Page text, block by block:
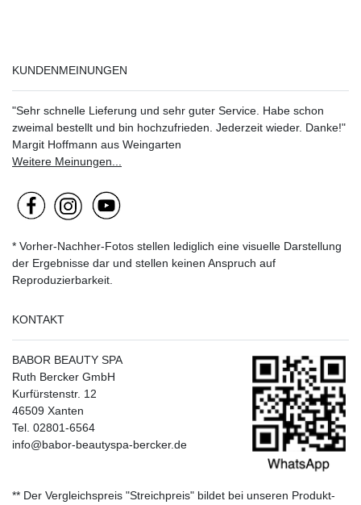
KUNDENMEINUNGEN
"Sehr schnelle Lieferung und sehr guter Service. Habe schon
zweimal bestellt und bin hochzufrieden. Jederzeit wieder. Danke!"
Margit Hoffmann aus Weingarten
Weitere Meinungen...
* Vorher-Nachher-Fotos stellen lediglich eine visuelle Darstellung
der Ergebnisse dar und stellen keinen Anspruch auf
Reproduzierbarkeit.
KONTAKT
BABOR BEAUTY SPA
Ruth Bercker GmbH
Kurfürstenstr. 12
46509 Xanten
Tel. 02801-6564
info@babor-beautyspa-bercker.de
** Der Vergleichspreis "Streichpreis" bildet bei unseren Produkt-